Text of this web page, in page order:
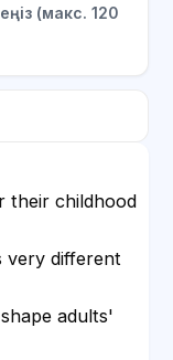
(макс. 120
their childhood
very different
adults'